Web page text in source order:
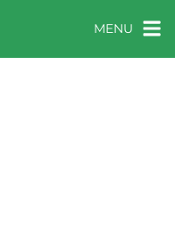
MENU